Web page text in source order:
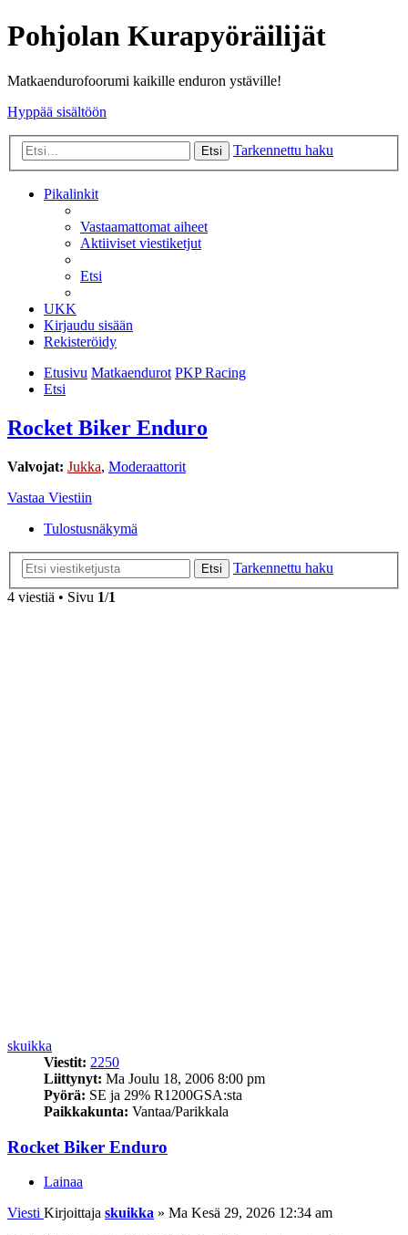
Pohjolan Kurapyöräilijät
Matkaendurofoorumi kaikille enduron ystäville!
Hyppää sisältöön
Etsi Tarkennettu haku
Pikalinkit
Vastaamattomat aiheet
Aktiiviset viestiketjut
Etsi
UKK
Kirjaudu sisään
Rekisteröidy
Etusivu Matkaendurot PKP Racing
Etsi
Rocket Biker Enduro
Valvojat: Jukka, Moderaattorit
Vastaa Viestiin
Tulostusnäkymä
Etsi
Tarkennettu haku
4 viestiä • Sivu 1/1
skuikka
Viestit: 2250
Liittynyt: Ma Joulu 18, 2006 8:00 pm
Pyörä: SE ja 29% R1200GSA:sta
Paikkakunta: Vantaa/Parikkala
Rocket Biker Enduro
Lainaa
Viesti Kirjoittaja skuikka » Ma Kesä 29, 2026 12:34 am